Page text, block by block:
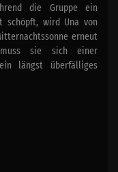
die Gruppe ein
schöpft, wird Una von
erneut
sie sich einer
längst überfälliges